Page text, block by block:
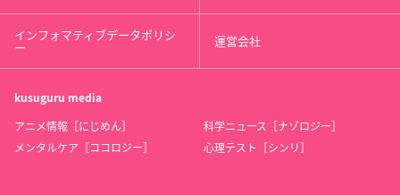
インフォマティブデータポリシ
ー 運営会社
kusuguru media
アニメ情報［にじめん］
科学ニュース［ナゾロジー］
メンタルケア［ココロジー］
心理テスト［シンリ］